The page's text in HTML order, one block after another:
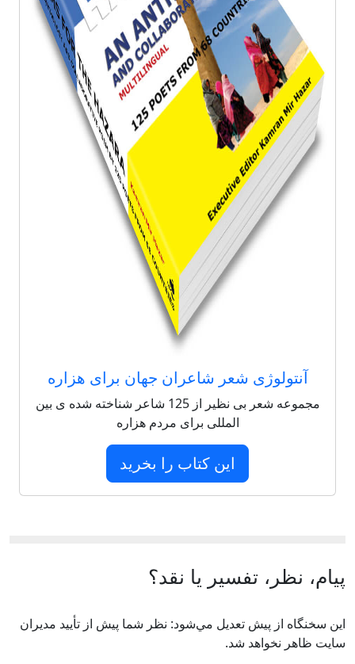
آنتولوژی شعر شاعران جهان برای هزاره
مجموعه شعر بی نظیر از 125 شاعر شناخته شده ی بین
المللی برای مردم هزاره
این کتاب را بخرید
پیام، نظر، تفسیر یا نقد؟
اين سخنگاه از پيش تعديل مي‌شود: نظر شما پيش از تأييد مديران
سايت ظاهر نخواهد شد.